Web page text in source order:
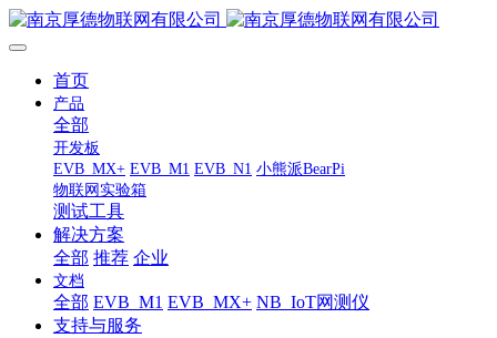
首页
产品
全部
开发板
EVB_MX+ EVB_M1 EVB_N1 小熊派BearPi
物联网实验箱
测试工具
解决方案
全部 推荐 企业
文档
全部 EVB_M1 EVB_MX+ NB_IoT网测仪
支持与服务